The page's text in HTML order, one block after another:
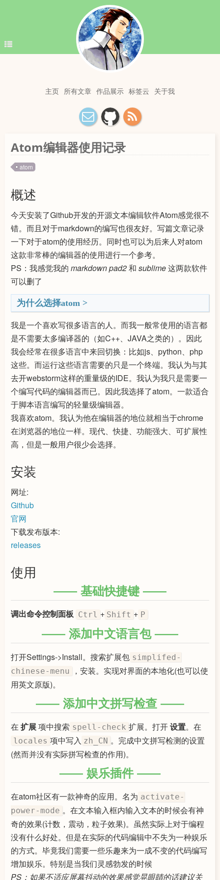
主页 所有文章 作品展示 标签云 关于我
Atom编辑器使用记录
atom
概述
今天安装了Github开发的开源文本编辑软件Atom感觉很不
错。而且对于markdown的编写也很友好。写篇文章记录
一下对于atom的使用经历。同时也可以为后来人对atom
这款非常棒的编辑器的使用进行一个参考。
PS：我感觉我的 markdown pad2和 sublime这两款软件
可以删了
为什么选择atom
我是一个喜欢写很多语言的人。而我一般常使用的语言都
是不需要太多编译器的（如C++、JAVA之类的）。因此
我会经常在很多语言中来回切换：比如js、python、php
这些。而运行这些语言需要的只是一个终端。我认为与其
去开webstorm这样的重量级的IDE。我认为我只是需要一
个编写代码的编辑器而已。因此我选择了atom。一款适合
于脚本语言编写的轻量级编辑器。
我喜欢atom。我认为他在编辑器的地位就相当于chrome
在浏览器的地位一样。现代、快捷、功能强大、可扩展性
高，但是一般用户很少会选择。
安装
网址:
Github
官网
下载发布版本:
releases
使用
基础快捷键
调出命令控制面板 Ctrl + Shift + P
添加中文语言包
打开Settings->Install。搜索扩展包 simplifed-
chinese-menu
，安装。实现对界面的本地化(也可以使
用英文原版)。
添加中文拼写检查
在 扩展项中搜索 spell-check 扩展。打开设置。在
locales 项中写入 zh_CN 。完成中文拼写检测的设置
(然而并没有实际拼写检查的作用)。
娱乐插件
在atom社区有一款神奇的应用。名为 activate-
power-mode 。在文本输入框内输入文本的时候会有神
奇的效果(计数，震动，粒子效果)。虽然实际上对于编程
没有什么好处。但是在实际的代码编辑中不失为一种娱乐
的方式。毕竟我们需要一些乐趣来为一成不变的代码编写
增加娱乐。特别是当我们灵感勃发的时候
PS：如果不适应屏幕抖动的效果感觉晃眼睛的话建议关